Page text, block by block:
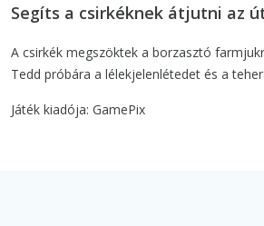
Segíts a csirkéknek átjutni az
A csirkék megszöktek a borzasztó
Tedd próbára a lélekjelenlétedet és a
Játék kiadója: GamePix